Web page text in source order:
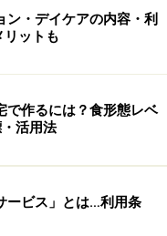
いませんか」などと
アヤシイ可能性も。
うなら、厳重に抗議
課などに申し入れた
ン・デイケアの内容・利
ットも
で作るには？食形態レベ
活用法
ービス」とは…利用条